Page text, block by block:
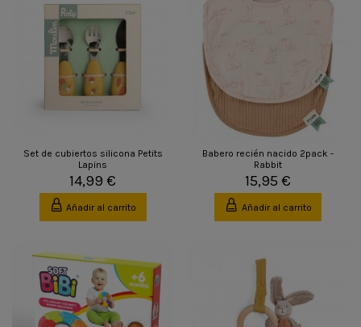
Set de cubiertos silicona Petits
Lapins
14,99 €
Añadir al carrito
Babero recién nacido 2pack -
Rabbit
15,95 €
Añadir al carrito